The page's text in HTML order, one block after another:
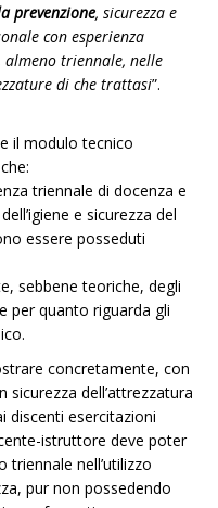
prevenzione, sicurezza e
con esperienza
triennale, nelle
di che trattasi”.
e il modulo tecnico
triennale di docenza e
e sicurezza del
essere posseduti
sebbene teoriche, degli
per quanto riguarda gli
concretamente, con
sicurezza dell’attrezzatura
discenti esercitazioni
istruttore deve poter
triennale nell’utilizzo
pur non possedendo